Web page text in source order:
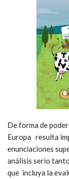
De forma de
Europa resulta
enunciaciones
análisis serio
que incluya la